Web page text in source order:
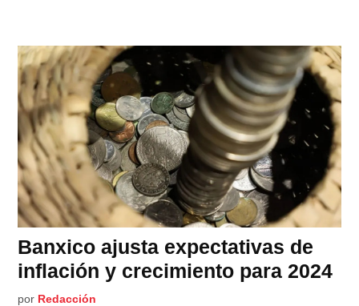
Banxico ajusta expectativas de
inflación y crecimiento para 2024
por Redacción